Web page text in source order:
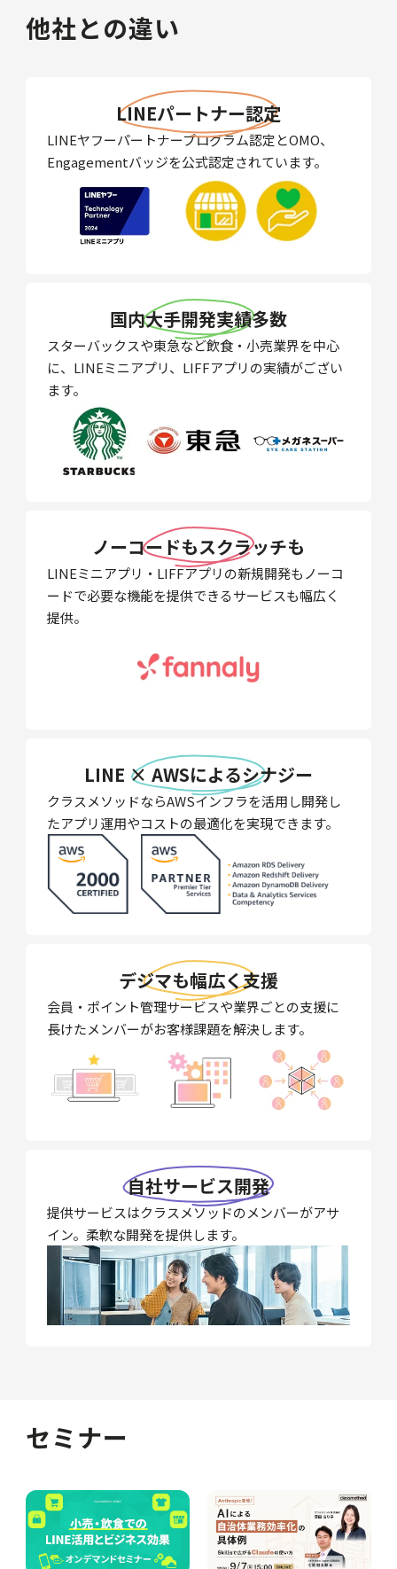
他社との違い
LINEパートナー認定
LINEヤフーパートナープログラム認定とOMO、
Engagementバッジを公式認定されています。
国内大手開発実績多数
スターバックスや東急など飲食・小売業界を中心
に、LINEミニアプリ、LIFFアプリの実績がござい
ます。
ノーコードもスクラッチも
LINEミニアプリ・LIFFアプリの新規開発もノーコ
ードで必要な機能を提供できるサービスも幅広く
提供。
LINE × AWSによるシナジー
クラスメソッドならAWSインフラを活用し開発し
たアプリ運用やコストの最適化を実現できます。
デジマも幅広く支援
会員・ポイント管理サービスや業界ごとの支援に
長けたメンバーがお客様課題を解決します。
自社サービス開発
提供サービスはクラスメソッドのメンバーがアサ
イン。柔軟な開発を提供します。
セミナー